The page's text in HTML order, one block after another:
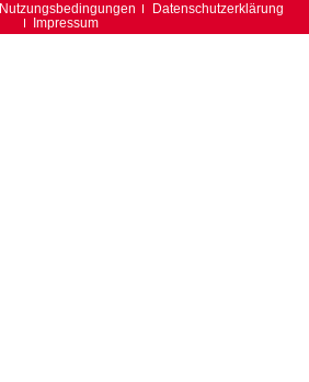
Nutzungsbedingungen
Datenschutzerklärung
Impressum